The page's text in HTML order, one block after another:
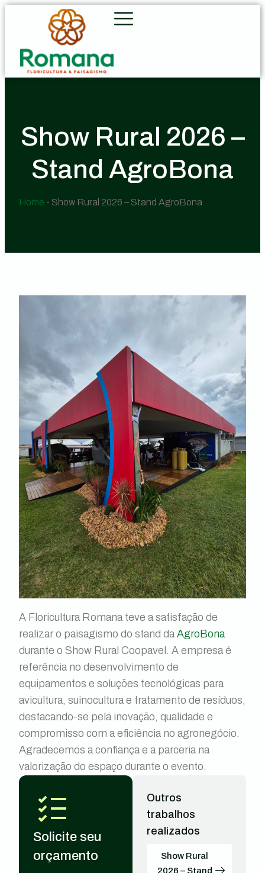
Show Rural 2026 –
Stand AgroBona
Home - Show Rural 2026 – Stand AgroBona
A Floricultura Romana teve a satisfação de
realizar o paisagismo do stand da AgroBona
durante o Show Rural Coopavel. A empresa é
referência no desenvolvimento de
equipamentos e soluções tecnológicas para
avicultura, suinocultura e tratamento de resíduos,
destacando-se pela inovação, qualidade e
compromisso com a eficiência no agronegócio.
Agradecemos a confiança e a parceria na
valorização do espaço durante o evento.
Solicite seu
orçamento
Outros
trabalhos
realizados
Show Rural
2026 – Stand